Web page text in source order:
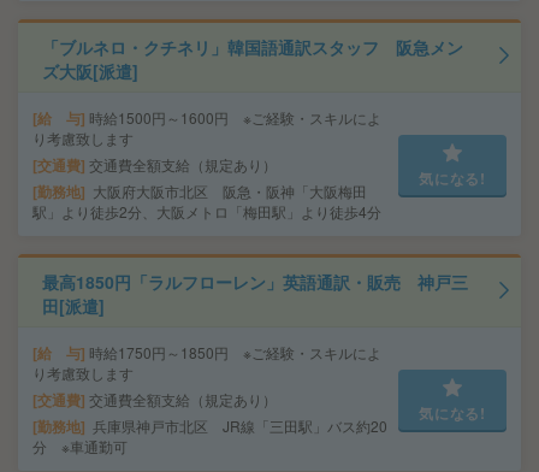
「ブルネロ・クチネリ」韓国語通訳スタッフ 阪急メン
ズ大阪[派遣]
給 与 時給1500円～1600円 ※ご経験・スキルによ
り考慮致します
交通費 交通費全額支給（規定あり）
勤務地
大阪府大阪市北区 阪急・阪神「大阪梅田
駅」より徒歩2分、大阪メトロ「梅田駅」より徒歩4分
気になる!
最高1850円「ラルフローレン」英語通訳・販売 神戸三
田[派遣]
給 与 時給1750円～1850円 ※ご経験・スキルによ
り考慮致します
交通費 交通費全額支給（規定あり）
勤務地 兵庫県神戸市北区 JR線「三田駅」バス約20
分 ※車通勤可
気になる!